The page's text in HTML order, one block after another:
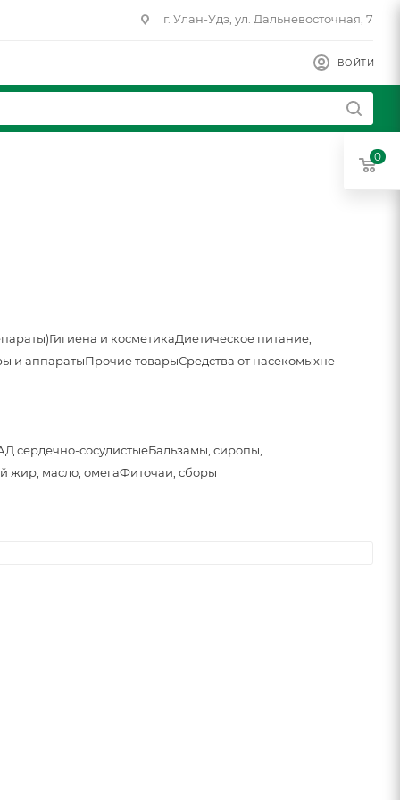
г. Улан-Удэ, ул. Дальневосточная, 7
ВОЙТИ
Гигиена и косметикаДиетическое питание,
и аппаратыПрочие товарыСредства от насекомыхне
сердечно-сосудистыеБальзамы, сиропы,
жир, масло, омегаФиточаи, сборы
0